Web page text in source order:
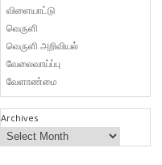
விளையாட்டு
வெருளி
வெருளி அறிவியல்
வேலைவாய்ப்பு
வேளாண்மை
Archives